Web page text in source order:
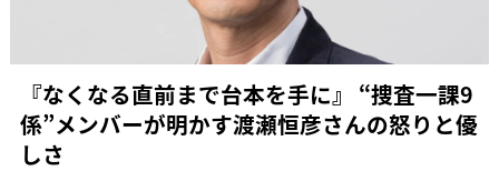
『なくなる直前まで台本を手に』 “捜査一課9
係”メンバーが明かす渡瀬恒彦さんの怒りと優
しさ